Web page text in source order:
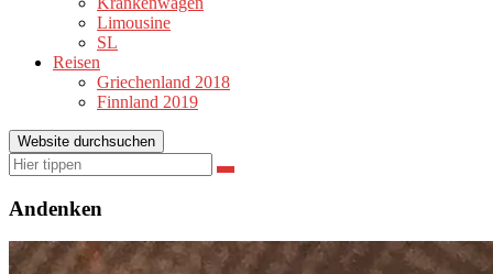
Limousine
SL
Reisen
Griechenland 2018
Finnland 2019
Website durchsuchen
Suchen
nach:
Suchen
Andenken